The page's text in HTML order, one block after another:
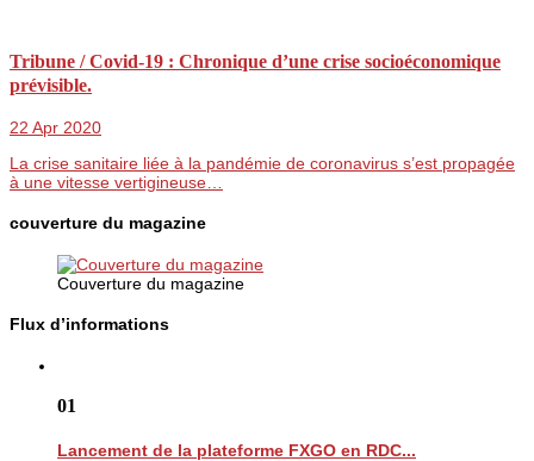
Tribune / Covid-19 : Chronique d’une crise socioéconomique
prévisible.
22 Apr 2020
La crise sanitaire liée à la pandémie de coronavirus s’est propagée
à une vitesse vertigineuse…
couverture du magazine
Couverture du magazine
Flux d’informations
01
Lancement de la plateforme FXGO en RDC...